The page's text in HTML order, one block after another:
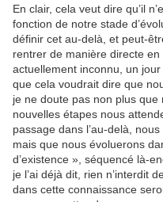
En clair, cela veut dire qu’il
fonction de notre stade
définir cet au-delà, et peut-
rentrer de manière directe
actuellement inconnu, un
que cela voudrait dire que
je ne doute pas non plus
nouvelles étapes nous
passage dans l’au-delà,
mais que nous évoluerons
d’existence », séquencé là-
je l’ai déjà dit, rien n’interdit
dans cette connaissance